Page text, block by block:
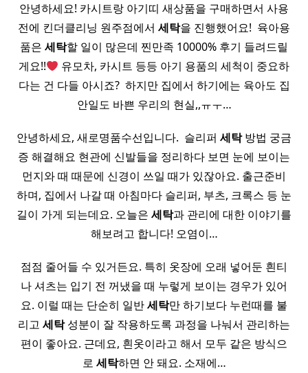
안녕하세요! 카시트랑 아기띠 새상품을 구매하면서 사용
전에 킨더클리닝 원주점에서 세탁을 진행했어요! ​ 육아용
품은 세탁할 일이 많은데 찐만족 10000% 후기 들려드릴
게요!!
유모차, 카시트 등등 아기 용품의 세척이 중요하
다는 건 다들 아시죠? ​ 하지만 집에서 하기에는 육아도 집
안일도 바쁜 우리의 현실,,ㅠㅜ…
안녕하세요, 새로명품수선입니다. ​ 슬리퍼 세탁방법 궁금
증 해결해요 현관에 신발들을 정리하다 보면 눈에 보이는
먼지와 때 때문에 신경이 쓰일 때가 있잖아요. 출근준비
하며, 집에서 나갈 때 아침마다 슬리퍼, 부츠, 크록스 등 눈
길이 가게 되는데요. 오늘은 세탁과 관리에 대한 이야기를
해보려고 합니다! 오염이…
점점 줄어들 수 있거든요. 특히 옷장에 오래 넣어둔 흰티
나 셔츠는 입기 전 꺼냈을 때 누렇게 보이는 경우가 있어
요. 이럴 때는 단순히 일반세탁만 하기보다 누런때를 불
리고 세탁성분이 잘 작용하도록 과정을 나눠서 관리하는
편이 좋아요. 근데요, 흰옷이라고 해서 모두 같은 방식으
로 세탁하면 안 돼요. 소재에…